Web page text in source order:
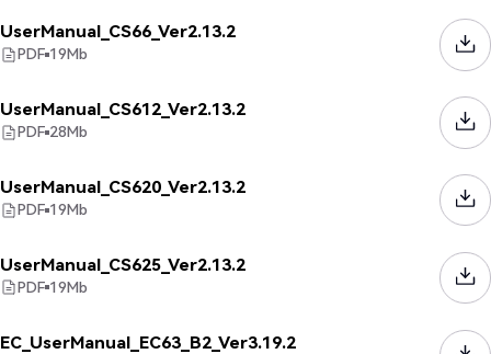
UserManual_CS66_Ver2.13.2
PDF 19Mb
UserManual_CS612_Ver2.13.2
PDF 28Mb
UserManual_CS620_Ver2.13.2
PDF 19Mb
UserManual_CS625_Ver2.13.2
PDF 19Mb
EC_UserManual_EC63_B2_Ver3.19.2